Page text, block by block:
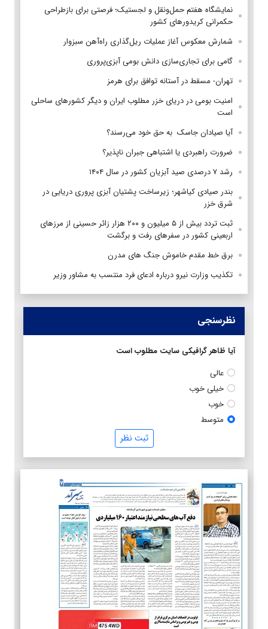
نمایشگاه هفتم حمل‌ونقل و لجستیک؛ فرصتی برای بازطراحی
حکمرانی کریدورهای کشور
شمارش معکوس آغاز عملیات ریل‌گذاری راه‌آهن سبزوار
گامی برای تجاری‌سازی دانش بومی آبزی‌پروری
تهران- مسقط در آستانه توافق برای هرمز
امنیت بومی در دریای خزر مطلوب ایران و دیگر کشورهای ساحلی
است
آیا صیادان جاسک به حق خود می‌رسند؟
ضرورت راهبردی یا اشتباهی جبران ناپذیر؟
رشد ۷ درصدی صید آبزیان کشور در سال ۱۴۰۴
بندر صیادی کیاشهر؛ زیرساخت پشتیان آبزی پروری دریایی در
شرق خزر
ثبت تردد بیش از ۵ میلیون و ۲۰۰ هزار زائر حسینی از مرزهای
اربعینی کشور در سفرهای رفت و برگشت
برق خط مقدم خاموش جنگ های مدرن
تکذیب وزارت نیرو درباره ادعای فرد منتسب به مشاور وزیر
نظرسنجی
آیا ظاهر گرافیکی سایت مطلوب است
عالی
خیلی خوب
خوب
متوسط
ثبت نظر